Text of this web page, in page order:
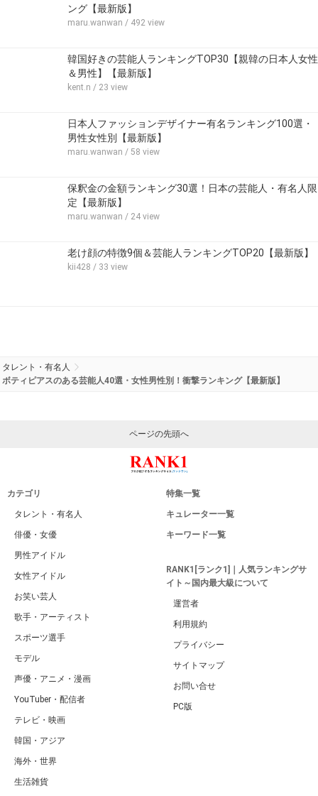
ング【最新版】
maru.wanwan / 492 view
韓国好きの芸能人ランキングTOP30【親韓の日本人女性
＆男性】【最新版】
kent.n / 23 view
日本人ファッションデザイナー有名ランキング100選・
男性女性別【最新版】
maru.wanwan / 58 view
保釈金の金額ランキング30選！日本の芸能人・有名人限
定【最新版】
maru.wanwan / 24 view
老け顔の特徴9個＆芸能人ランキングTOP20【最新版】
kii428 / 33 view
タレント・有名人
ボティピアスのある芸能人40選・女性男性別！衝撃ランキング【最新版】
ページの先頭へ
カテゴリ
タレント・有名人
俳優・女優
男性アイドル
女性アイドル
お笑い芸人
歌手・アーティスト
スポーツ選手
モデル
声優・アニメ・漫画
YouTuber・配信者
テレビ・映画
韓国・アジア
海外・世界
生活雑貨
特集一覧
キュレーター一覧
キーワード一覧
RANK1[ランク1]｜人気ランキングサ
イト～国内最大級について
運営者
利用規約
プライバシー
サイトマップ
お問い合せ
PC版